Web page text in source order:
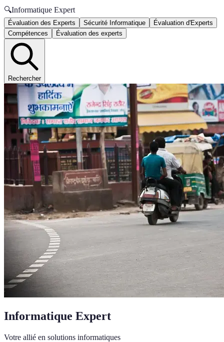
🔍Informatique Expert
Évaluation des Experts Sécurité Informatique
Évaluation d'Experts
Compétences
Évaluation des experts
Rechercher
Informatique Expert
Votre allié en solutions informatiques